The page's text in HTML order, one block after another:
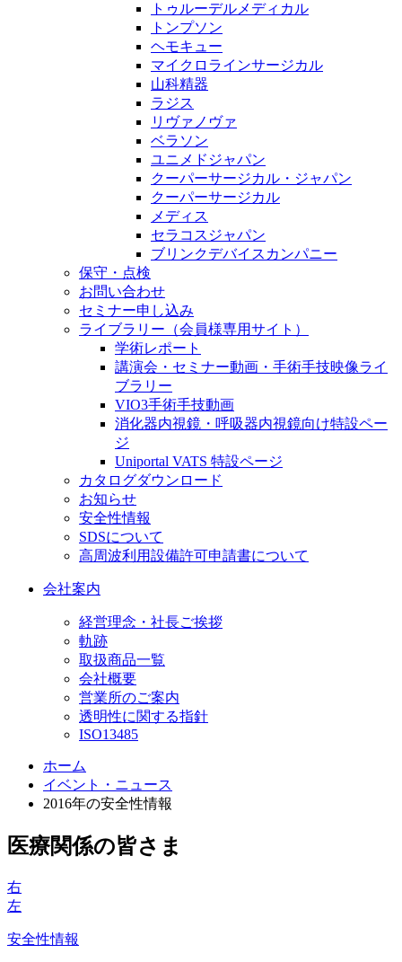
トゥルーデルメディカル
トンプソン
ヘモキュー
マイクロラインサージカル
山科精器
ラジス
リヴァノヴァ
ベラソン
ユニメドジャパン
クーパーサージカル・ジャパン
クーパーサージカル
メディス
セラコスジャパン
ブリンクデバイスカンパニー
保守・点検
お問い合わせ
セミナー申し込み
ライブラリー（会員様専用サイト）
学術レポート
講演会・セミナー動画・手術手技映像ライ
ブラリー
VIO3手術手技動画
消化器内視鏡・呼吸器内視鏡向け特設ペー
ジ
Uniportal VATS 特設ページ
カタログダウンロード
お知らせ
安全性情報
SDSについて
高周波利用設備許可申請書について
会社案内
経営理念・社長ご挨拶
軌跡
取扱商品一覧
会社概要
営業所のご案内
透明性に関する指針
ISO13485
ホーム
イベント・ニュース
2016年の安全性情報
医療関係の皆さま
右
左
安全性情報